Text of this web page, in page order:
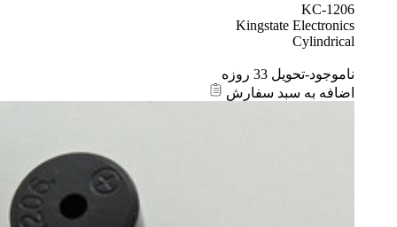
KC-1206
Kingstate Electronics
Cylindrical
ناموجود-تحویل 33 روزه
اضافه به سبد سفارش